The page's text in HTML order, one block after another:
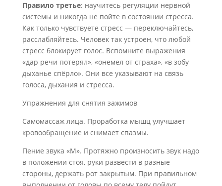
Правило третье: научитесь регуляции нервной
системы и никогда не пойте в состоянии стресса.
Как только чувствуете стресс — переключайтесь,
расслабляйтесь. Человек так устроен, что любой
стресс блокирует голос. Вспомните выражения
«дар речи потерял», «онемел от страха», «в зобу
дыханье спёрло». Они все указывают на связь
голоса, дыхания и стресса.
Упражнения для снятия зажимов
Самомассаж лица. Проработка мышц улучшает
кровообращение и снимает спазмы.
Пение звука «М». Протяжно произносить звук надо
в положении стоя, руки развести в разные
стороны, держать рот закрытым. При правильном